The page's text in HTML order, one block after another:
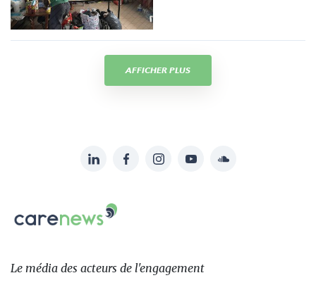
AFFICHER PLUS
sur:
LinkedInFacebookInstagramYouTubeSoundcloud
Carenews,
Le
des
Le média des acteurs de l'engagement